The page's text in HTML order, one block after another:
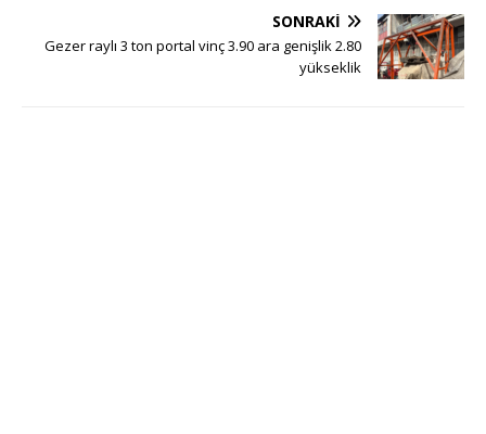
SONRAKI
Gezer raylı 3 ton portal vinç 3.90 ara genişlik 2.80
yükseklik